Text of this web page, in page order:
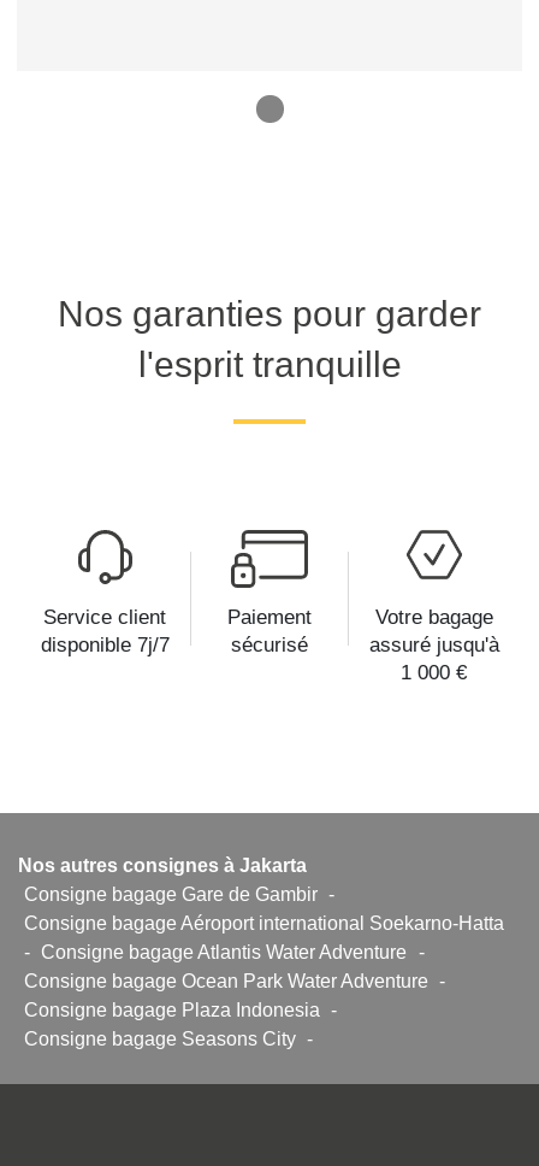
Nos garanties pour garder
l'esprit tranquille
Service client
disponible 7j/7
Paiement
sécurisé
Votre bagage
assuré jusqu'à
1 000 €
Nos autres consignes à Jakarta
Consigne bagage Gare de Gambir -
Consigne bagage Aéroport international Soekarno-Hatta
-
Consigne bagage Atlantis Water Adventure
-
Consigne bagage Ocean Park Water Adventure
-
Consigne bagage Plaza Indonesia
-
Consigne bagage Seasons City -